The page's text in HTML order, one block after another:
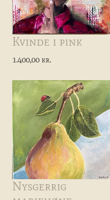
Kvinde i pink
1.400,00 kr.
Nysgerrig